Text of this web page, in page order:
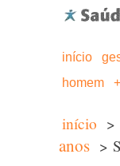
início
homem
início >
anos >